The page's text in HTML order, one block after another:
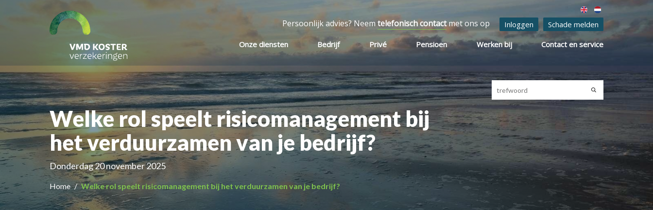
Persoonlijk advies? Neem telefonisch contactmet ons op Inloggen Schade melden
Onze diensten Bedrijf Privé Pensioen Werken bij Contact en service
Welke rol speelt risicomanagement bij
het verduurzamen van je bedrijf?
Donderdag 20 november 2025
Home Welke rol speelt risicomanagement bij het verduurzamen van je bedrijf?